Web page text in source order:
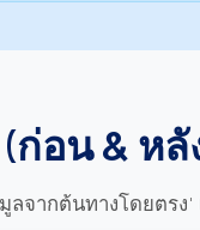
อน & หลั
ลจากต้นทางโดยต